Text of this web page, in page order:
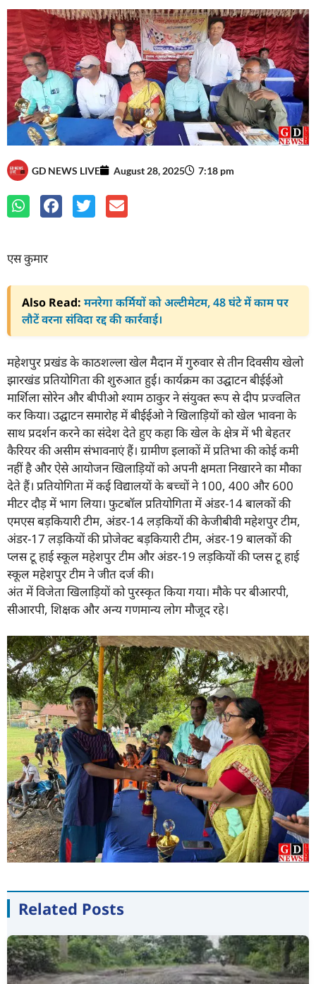
GD NEWS LIVE August 28, 2025 7:18 pm
एस कुमार
Also Read: मनरेगा कर्मियों को अल्टीमेटम, 48 घंटे में काम पर
लौटें वरना संविदा रद्द की कार्रवाई।
महेशपुर प्रखंड के काठशल्ला खेल मैदान में गुरुवार से तीन दिवसीय खेलो
झारखंड प्रतियोगिता की शुरुआत हुई। कार्यक्रम का उद्घाटन बीईईओ
मार्शिला सोरेन और बीपीओ श्याम ठाकुर ने संयुक्त रूप से दीप प्रज्वलित
कर किया। उद्घाटन समारोह में बीईईओ ने खिलाड़ियों को खेल भावना के
साथ प्रदर्शन करने का संदेश देते हुए कहा कि खेल के क्षेत्र में भी बेहतर
कैरियर की असीम संभावनाएं हैं। ग्रामीण इलाकों में प्रतिभा की कोई कमी
नहीं है और ऐसे आयोजन खिलाड़ियों को अपनी क्षमता निखारने का मौका
देते हैं। प्रतियोगिता में कई विद्यालयों के बच्चों ने 100, 400 और 600
मीटर दौड़ में भाग लिया। फुटबॉल प्रतियोगिता में अंडर-14 बालकों की
एमएस बड़कियारी टीम, अंडर-14 लड़कियों की केजीबीवी महेशपुर टीम,
अंडर-17 लड़कियों की प्रोजेक्ट बड़कियारी टीम, अंडर-19 बालकों की
प्लस टू हाई स्कूल महेशपुर टीम और अंडर-19 लड़कियों की प्लस टू हाई
स्कूल महेशपुर टीम ने जीत दर्ज की।
अंत में विजेता खिलाड़ियों को पुरस्कृत किया गया। मौके पर बीआरपी,
सीआरपी, शिक्षक और अन्य गणमान्य लोग मौजूद रहे।
Related Posts